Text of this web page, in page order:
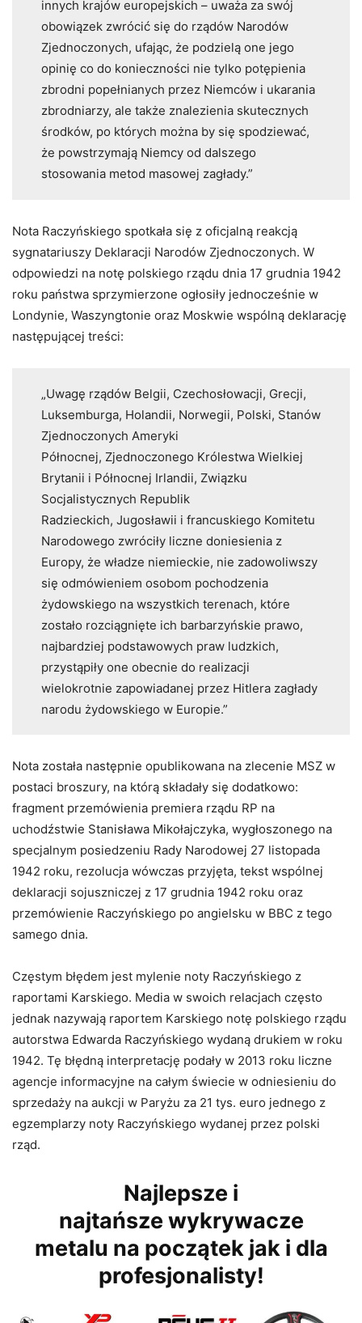
innych krajów europejskich – uważa za swój
obowiązek zwrócić się do rządów Narodów
Zjednoczonych, ufając, że podzielą one jego
opinię co do konieczności nie tylko potępienia
zbrodni popełnianych przez Niemców i ukarania
zbrodniarzy, ale także znalezienia skutecznych
środków, po których można by się spodziewać,
że powstrzymają Niemcy od dalszego
stosowania metod masowej zagłady.”
Nota Raczyńskiego spotkała się z oficjalną reakcją
sygnatariuszy Deklaracji Narodów Zjednoczonych. W
odpowiedzi na notę polskiego rządu dnia 17 grudnia 1942
roku państwa sprzymierzone ogłosiły jednocześnie w
Londynie, Waszyngtonie oraz Moskwie wspólną deklarację
następującej treści:
„Uwagę rządów Belgii, Czechosłowacji, Grecji,
Luksemburga, Holandii, Norwegii, Polski, Stanów
Zjednoczonych Ameryki
Północnej, Zjednoczonego Królestwa Wielkiej
Brytanii i Północnej Irlandii, Związku
Socjalistycznych Republik
Radzieckich, Jugosławii i francuskiego Komitetu
Narodowego zwróciły liczne doniesienia z
Europy, że władze niemieckie, nie zadowoliwszy
się odmówieniem osobom pochodzenia
żydowskiego na wszystkich terenach, które
zostało rozciągnięte ich barbarzyńskie prawo,
najbardziej podstawowych praw ludzkich,
przystąpiły one obecnie do realizacji
wielokrotnie zapowiadanej przez Hitlera zagłady
narodu żydowskiego w Europie.”
Nota została następnie opublikowana na zlecenie MSZ w
postaci broszury, na którą składały się dodatkowo:
fragment przemówienia premiera rządu RP na
uchodźstwie Stanisława Mikołajczyka, wygłoszonego na
specjalnym posiedzeniu Rady Narodowej 27 listopada
1942 roku, rezolucja wówczas przyjęta, tekst wspólnej
deklaracji sojuszniczej z 17 grudnia 1942 roku oraz
przemówienie Raczyńskiego po angielsku w BBC z tego
samego dnia.
Częstym błędem jest mylenie noty Raczyńskiego z
raportami Karskiego. Media w swoich relacjach często
jednak nazywają raportem Karskiego notę polskiego rządu
autorstwa Edwarda Raczyńskiego wydaną drukiem w roku
1942. Tę błędną interpretację podały w 2013 roku liczne
agencje informacyjne na całym świecie w odniesieniu do
sprzedaży na aukcji w Paryżu za 21 tys. euro jednego z
egzemplarzy noty Raczyńskiego wydanej przez polski
rząd.
Najlepsze i
najtańsze wykrywacze
metalu na początek jak i dla
profesjonalisty!